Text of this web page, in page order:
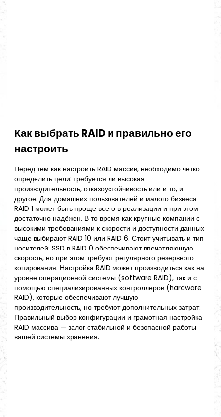
Как выбрать RAID и правильно его
настроить
Перед тем как настроить RAID массив, необходимо чётко
определить цели: требуется ли высокая
производительность, отказоустойчивость или и то, и
другое. Для домашних пользователей и малого бизнеса
RAID 1 может быть проще всего в реализации и при этом
достаточно надёжен. В то время как крупные компании с
высокими требованиями к скорости и доступности данных
чаще выбирают RAID 10 или RAID 6. Стоит учитывать и тип
носителей: SSD в RAID 0 обеспечивают впечатляющую
скорость, но при этом требуют регулярного резервного
копирования. Настройка RAID может производиться как на
уровне операционной системы (software RAID), так и с
помощью специализированных контроллеров (hardware
RAID), которые обеспечивают лучшую
производительность, но требуют дополнительных затрат.
Правильный выбор конфигурации и грамотная настройка
RAID массива — залог стабильной и безопасной работы
вашей системы хранения.